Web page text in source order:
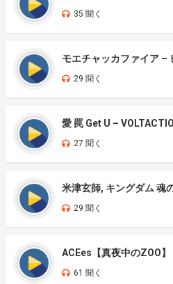
35 聞く
29 聞く
愛 罠 Get U –
27 聞く
米津玄師, キングダム 魂
29 聞く
ACEes【真夜中のZOO】
61 聞く